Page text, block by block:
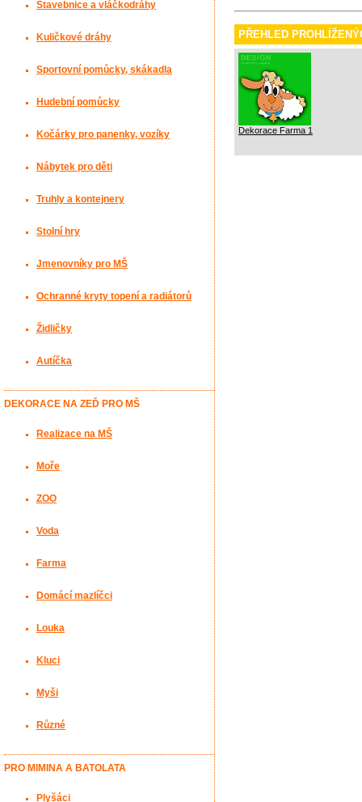
PŘEHLED
Dekorace Farma 1
Stavebnice a vláčkodráhy
Kuličkové dráhy
Sportovní pomůcky, skákadla
Hudební pomůcky
Kočárky pro panenky, vozíky
Nábytek pro děti
Truhly a kontejnery
Stolní hry
Jmenovníky pro MŠ
Ochranné kryty topení a radiátorů
Židličky
Autíčka
DEKORACE NA ZEĎ PRO MŠ
Realizace na MŠ
Moře
ZOO
Voda
Farma
Domácí mazlíčci
Louka
Kluci
Myši
Různé
PRO MIMINA A BATOLATA
Plyšáci